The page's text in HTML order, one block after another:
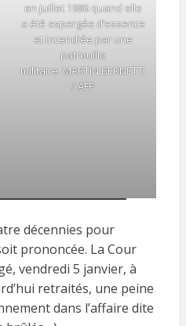
en juillet 1986 quand elle
a été aspergée d’essence
et incendiée par une
patrouille
militaire. MARTIN BERNETTI
/ AFP
décennies pour
prononcée. La Cour
vendredi 5 janvier, à
retraités, une peine
dans l’affaire dite